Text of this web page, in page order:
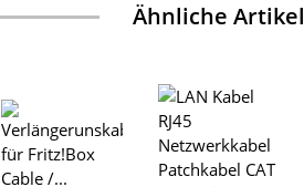
Ähnliche Artikel